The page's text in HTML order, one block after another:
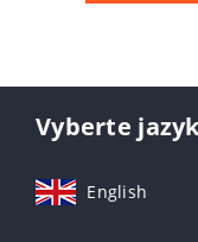
Vyberte jazyk
English